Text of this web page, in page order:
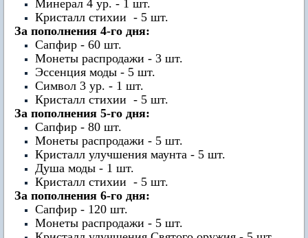
Минерал 4 ур. - 1 шт.
Кристалл стихии - 5 шт.
За пополнения 4-го дня:
Сапфир - 60 шт.
Монеты распродажи - 3 шт.
Эссенция моды - 5 шт.
Символ 3 ур. - 1 шт.
Кристалл стихии - 5 шт.
За пополнения 5-го дня:
Сапфир - 80 шт.
Монеты распродажи - 5 шт.
Кристалл улучшения маунта - 5 шт.
Душа моды - 1 шт.
Кристалл стихии - 5 шт.
За пополнения 6-го дня:
Сапфир - 120 шт.
Монеты распродажи - 5 шт.